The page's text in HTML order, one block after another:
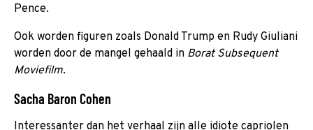
Pence.
Ook worden figuren zoals Donald Trump en Rudy Giuliani
worden door de mangel gehaald in Borat Subsequent
Moviefilm.
Sacha Baron Cohen
Interessanter dan het verhaal zijn alle idiote capriolen